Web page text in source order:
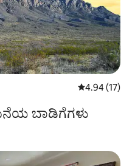
5 ರಲ್ಲಿ 4.94
4.94 (17)
ಬಾಡಿಗೆಗಳು